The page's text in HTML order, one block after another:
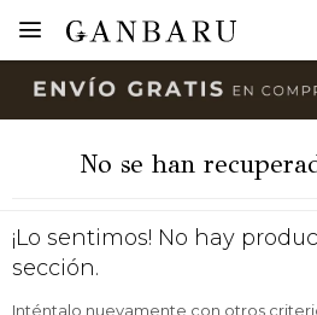

No se han
¡Lo sentimos! No hay
sección.
Inténtalo nuevamente con otros